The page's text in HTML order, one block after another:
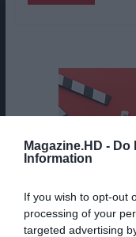
Magazine.HD - Do
Information
If you wish to opt-out
processing of your
targeted advertising